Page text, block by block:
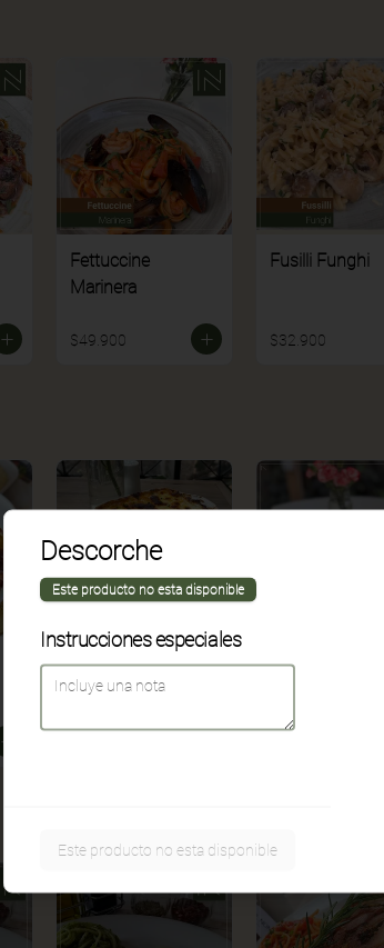
Fettuccine
Marinera
$49.900
Fusilli Funghi
$32.900
Lasagna Mixta Penne Gratinato
Descorche
Este producto no esta disponible
Instrucciones especiales
Este producto no esta disponible